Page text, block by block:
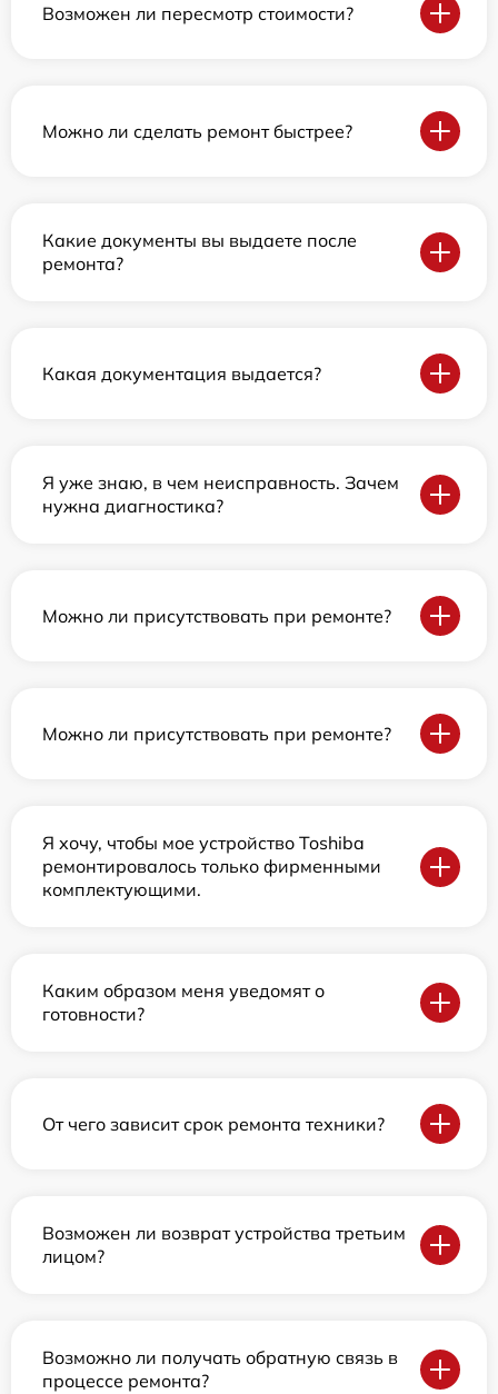
Возможен ли пересмотр стоимости?
Можно ли сделать ремонт быстрее?
Какие документы вы выдаете после
ремонта?
Какая документация выдается?
Я уже знаю, в чем неисправность. Зачем
нужна диагностика?
Можно ли присутствовать при ремонте?
Можно ли присутствовать при ремонте?
Я хочу, чтобы мое устройство Toshiba
ремонтировалось только фирменными
комплектующими.
Каким образом меня уведомят о
готовности?
От чего зависит срок ремонта техники?
Возможен ли возврат устройства третьим
лицом?
Возможно ли получать обратную связь в
процессе ремонта?